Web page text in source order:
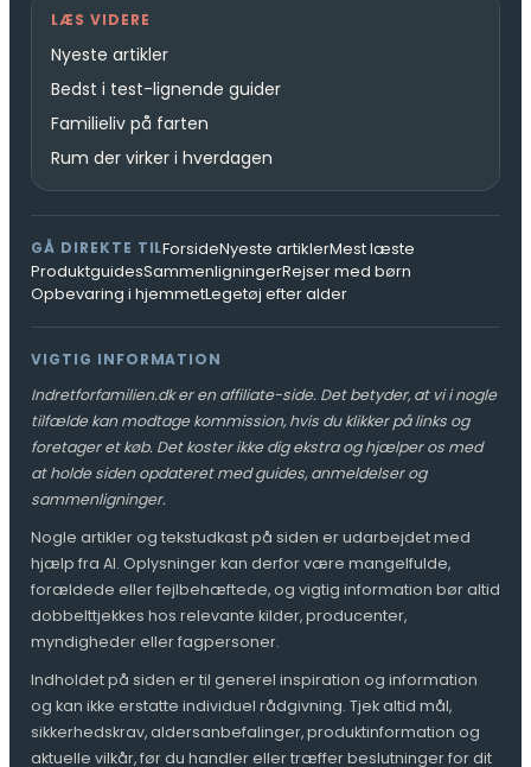
LÆS VIDERE
Nyeste artikler
Bedst i test-lignende guider
Familieliv på farten
Rum der virker i hverdagen
GÅ DIREKTE TILForsideNyeste artiklerMest læste
ProduktguidesSammenligningerRejser med børn
Opbevaring i hjemmetLegetøj efter alder
VIGTIG INFORMATION
Indretforfamilien.dk er en affiliate-side. Det betyder, at vi i nogle
tilfælde kan modtage kommission, hvis du klikker på links og
foretager et køb. Det koster ikke dig ekstra og hjælper os med
at holde siden opdateret med guides, anmeldelser og
sammenligninger.
Nogle artikler og tekstudkast på siden er udarbejdet med
hjælp fra AI. Oplysninger kan derfor være mangelfulde,
forældede eller fejlbehæftede, og vigtig information bør altid
dobbelttjekkes hos relevante kilder, producenter,
myndigheder eller fagpersoner.
Indholdet på siden er til generel inspiration og information
og kan ikke erstatte individuel rådgivning. Tjek altid mål,
sikkerhedskrav, aldersanbefalinger, produktinformation og
aktuelle vilkår, før du handler eller træffer beslutninger for dit